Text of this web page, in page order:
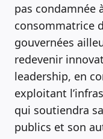
pas condamnée
consommatrice
gouvernées
redevenir
leadership, en
exploitant
qui soutiendra
publics et son